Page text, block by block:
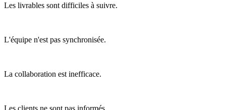
Les livrables sont difficiles à suivre.
L'équipe n'est pas synchronisée.
La collaboration est inefficace.
Les clients ne sont pas informés.